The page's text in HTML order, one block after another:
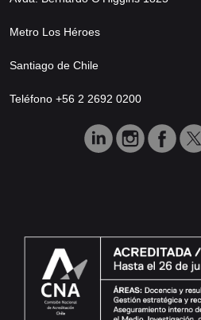
Metro Los Héroes
Santiago de Chile
Teléfono +56 2 2692 0200